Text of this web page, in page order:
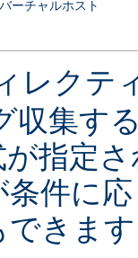
ーチャルホスト
レクテ
収集す
指定
条件に
できま